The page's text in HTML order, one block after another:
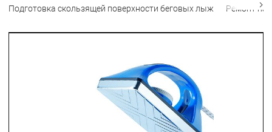
Подготовка скользящей поверхности беговых лыж Ремонт